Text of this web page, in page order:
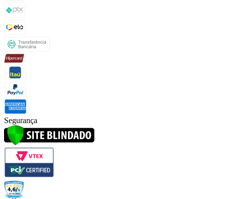
Segurança